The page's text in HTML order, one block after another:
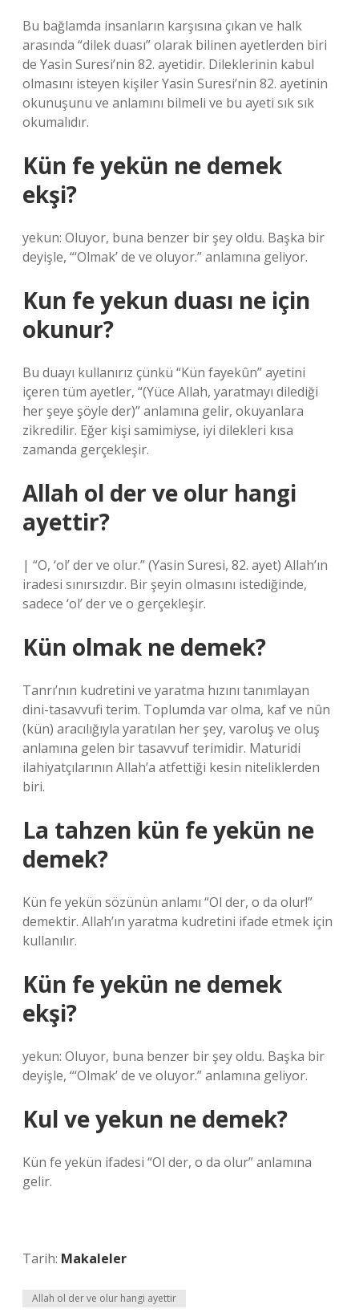
Bu bağlamda insanların karşısına çıkan ve halk
arasında “dilek duası” olarak bilinen ayetlerden biri
de Yasin Suresi’nin 82. ayetidir. Dileklerinin kabul
olmasını isteyen kişiler Yasin Suresi’nin 82. ayetinin
okunuşunu ve anlamını bilmeli ve bu ayeti sık sık
okumalıdır.
Kün fe yekün ne demek
ekşi?
yekun: Oluyor, buna benzer bir şey oldu. Başka bir
deyişle, “‘Olmak’ de ve oluyor.” anlamına geliyor.
Kun fe yekun duası ne için
okunur?
Bu duayı kullanırız çünkü “Kün fayekûn” ayetini
içeren tüm ayetler, “(Yüce Allah, yaratmayı dilediği
her şeye şöyle der)” anlamına gelir, okuyanlara
zikredilir. Eğer kişi samimiyse, iyi dilekleri kısa
zamanda gerçekleşir.
Allah ol der ve olur hangi
ayettir?
| “O, ‘ol’ der ve olur.” (Yasin Suresi, 82. ayet) Allah’ın
iradesi sınırsızdır. Bir şeyin olmasını istediğinde,
sadece ‘ol’ der ve o gerçekleşir.
Kün olmak ne demek?
Tanrı’nın kudretini ve yaratma hızını tanımlayan
dini-tasavvufi terim. Toplumda var olma, kaf ve nûn
(kün) aracılığıyla yaratılan her şey, varoluş ve oluş
anlamına gelen bir tasavvuf terimidir. Maturidi
ilahiyatçılarının Allah’a atfettiği kesin niteliklerden
biri.
La tahzen kün fe yekün ne
demek?
Kün fe yekün sözünün anlamı “Ol der, o da olur!”
demektir. Allah’ın yaratma kudretini ifade etmek için
kullanılır.
Kün fe yekün ne demek
ekşi?
yekun: Oluyor, buna benzer bir şey oldu. Başka bir
deyişle, “‘Olmak’ de ve oluyor.” anlamına geliyor.
Kul ve yekun ne demek?
Kün fe yekün ifadesi “Ol der, o da olur” anlamına
gelir.
Tarih: Makaleler
Allah ol der ve olur hangi ayettir